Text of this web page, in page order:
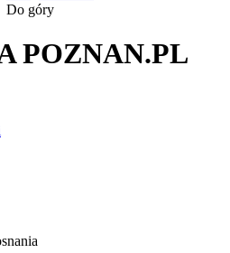
Do góry
POZNAN.PL